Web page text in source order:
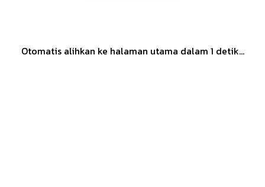
Otomatis alihkan ke halaman utama dalam 1 detik...